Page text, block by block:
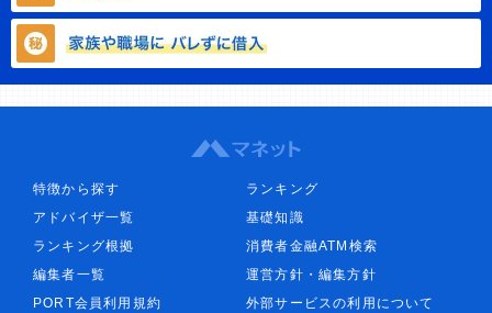
特徴から探す
ランキング
アドバイザ一覧
基礎知識
ランキング根拠
消費者金融ATM検索
編集者一覧
運営方針・編集方針
PORT会員利用規約
外部サービスの利用について